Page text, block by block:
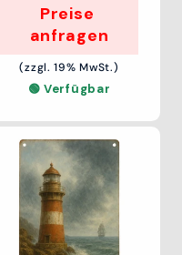
Preise
anfragen
(zzgl. 19% MwSt.)
🟢 Verfügbar